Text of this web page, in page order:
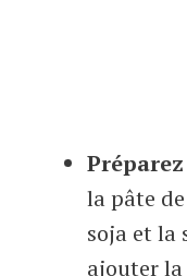
la pâte
soja et la
ajouter